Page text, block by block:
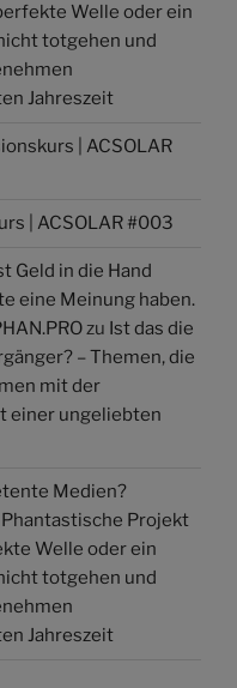
Welle oder ein
totgehen und
Jahreszeit
| ACSOLAR
| ACSOLAR #003
Geld in die Hand
eine Meinung haben.
zu Ist das die
– Themen, die
mit der
einer ungeliebten
Medien?
Phantastische Projekt
Welle oder ein
totgehen und
Jahreszeit